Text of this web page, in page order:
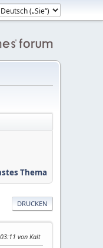
Thema
DRUCKEN
von Kalt